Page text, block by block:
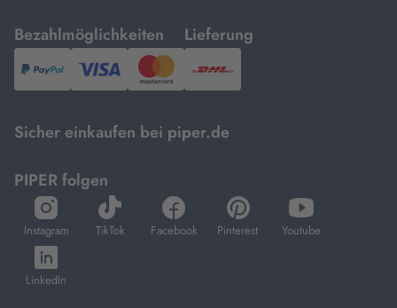
Bezahlmöglichkeiten
mit
PayPal,Visa
und
Lieferung
mit
DHL.
Sicher einkaufen bei piper.de
PIPER folgen
Instagram
öffnet
in
neuem
Tab
TikTok
öffnet
in
Facebook
öffnet
in
Pinterest
öffnet
in
Youtube
öffnet
in
LinkedIn
öffnet
in